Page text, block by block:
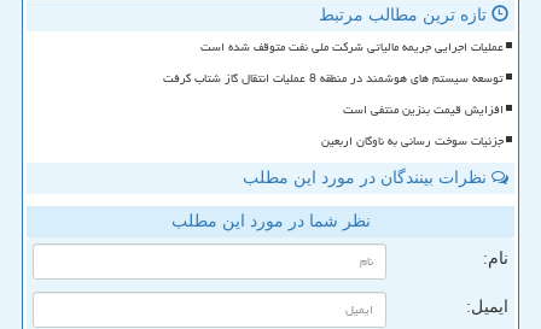
تازه ترین مطالب مرتبط
عملیات اجرایی جریمه مالیاتی شرکت ملی نفت متوقف شده است
توسعه سیستم های هوشمند در منطقه 8 عملیات انتقال گاز شتاب گرفت
افزایش قیمت بنزین منتفی است
جزئیات سوخت رسانی به ناوگان اربعین
نظرات بینندگان در مورد این مطلب
نظر شما در مورد این مطلب
نام:
ایمیل: